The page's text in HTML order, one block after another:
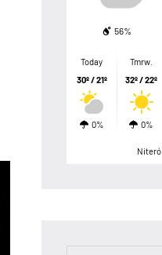
56%
Today
30º / 21º
0%
Tmrw.
32º / 22º
0%